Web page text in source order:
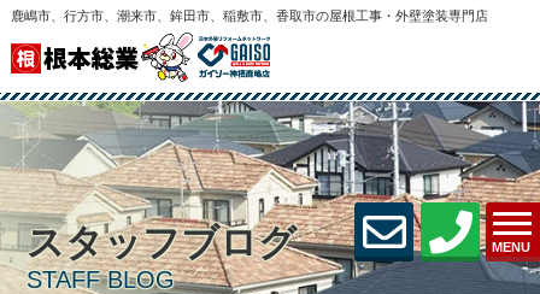
鹿嶋市、行方市、潮来市、鉾田市、稲敷市、香取市の屋根工事・外壁塗装専門店
MENU
スタッフブログ
STAFF BLOG